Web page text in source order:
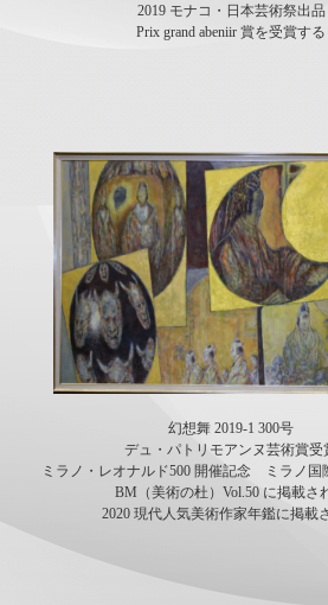
2019 モナコ・日本芸術祭出品
Prix grand abeniir 賞を受賞する
幻想舞 2019-1 300号
デュ・パトリモアンヌ芸術賞受
ミラノ・レオナルド500 開催記念 ミラノ国
BM（美術の杜）Vol.50 に掲載さ
2020 現代人気美術作家年鑑に掲載